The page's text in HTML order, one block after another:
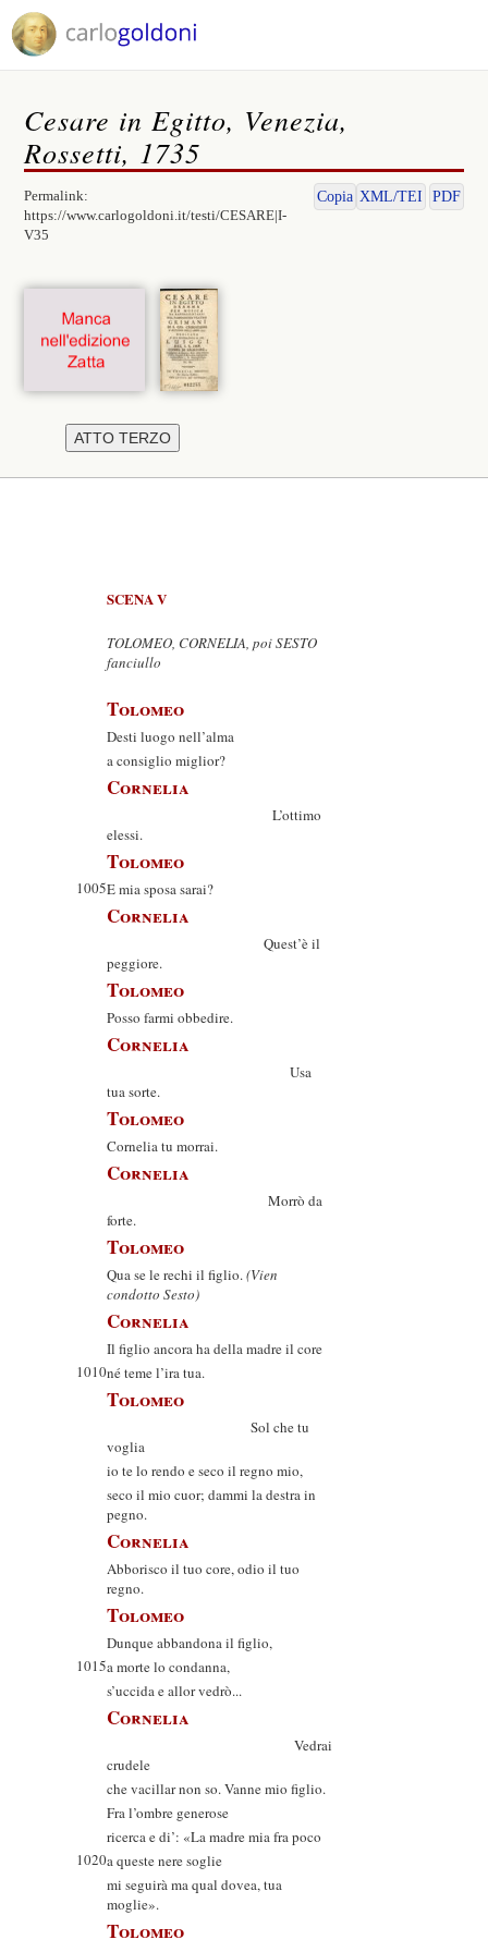
Cesare in Egitto, Venezia,
Rossetti, 1735
Permalink:
https://www.carlogoldoni.it/testi/CESARE|I-
V35
Copia XML/TEI PDF
SCENA V
TOLOMEO, CORNELIA, poi SESTO
fanciullo
Tolomeo
Desti luogo nell’alma
a consiglio miglior?
Cornelia
L’ottimo
elessi.
Tolomeo
1005E mia sposa sarai?
Cornelia
Quest’è il
peggiore.
Tolomeo
Posso farmi obbedire.
Cornelia
Usa
tua sorte.
Tolomeo
Cornelia tu morrai.
Cornelia
Morrò da
forte.
Tolomeo
Qua se le rechi il figlio.(Vien
condotto Sesto)
Cornelia
Il figlio ancora ha della madre il core
1010né teme l’ira tua.
Tolomeo
Sol che tu
voglia
io te lo rendo e seco il regno mio,
seco il mio cuor; dammi la destra in
pegno.
Cornelia
Abborisco il tuo core, odio il tuo
regno.
Tolomeo
Dunque abbandona il figlio,
1015a morte lo condanna,
s’uccida e allor vedrò...
Cornelia
Vedrai
crudele
che vacillar non so. Vanne mio figlio.
Fra l’ombre generose
ricerca e di’: «La madre mia fra poco
1020a queste nere soglie
mi seguirà ma qual dovea, tua
moglie».
Tolomeo